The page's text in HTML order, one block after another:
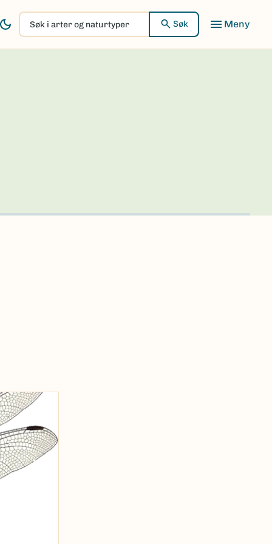
Søk
i
arter
Søk